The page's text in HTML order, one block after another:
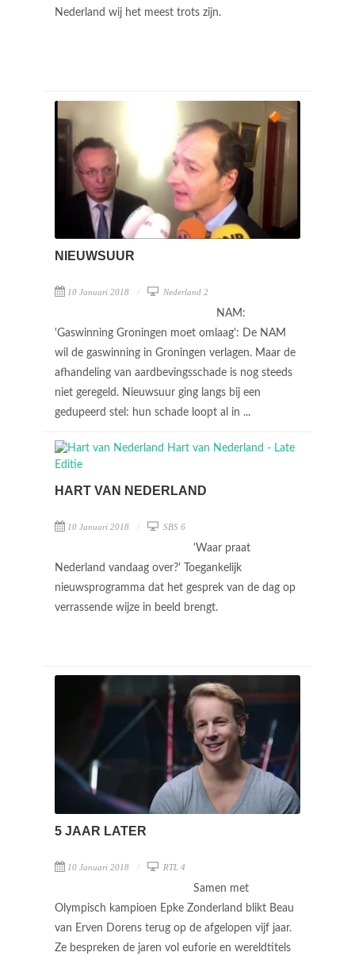
Nederland wij het meest trots zijn.
NIEUWSUUR
10 Januari 2018 Nederland 2
NAM:
'Gaswinning Groningen moet omlaag': De NAM
wil de gaswinning in Groningen verlagen. Maar de
afhandeling van aardbevingsschade is nog steeds
niet geregeld. Nieuwsuur ging langs bij een
gedupeerd stel: hun schade loopt al in ...
HART VAN NEDERLAND
10 Januari 2018 SBS 6
'Waar praat
Nederland vandaag over?' Toegankelijk
nieuwsprogramma dat het gesprek van de dag op
verrassende wijze in beeld brengt.
5 JAAR LATER
10 Januari 2018 RTL 4
Samen met
Olympisch kampioen Epke Zonderland blikt Beau
van Erven Dorens terug op de afgelopen vijf jaar.
Ze bespreken de jaren vol euforie en wereldtitels